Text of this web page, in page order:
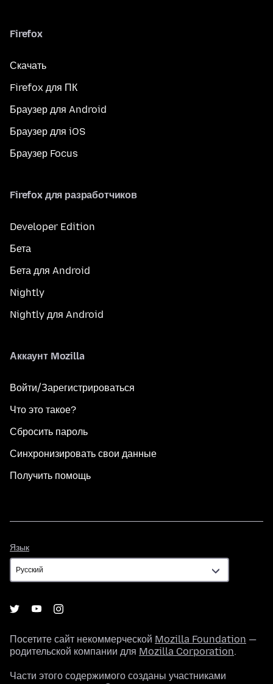
Firefox
Скачать
Firefox для ПК
Браузер для Android
Браузер для iOS
Браузер Focus
Firefox для разработчиков
Developer Edition
Бета
Бета для Android
Nightly
Nightly для Android
Аккаунт Mozilla
Войти/Зарегистрироваться
Что это такое?
Сбросить пароль
Синхронизировать свои данные
Получить помощь
Язык
Посетите сайт некоммерческой Mozilla Foundation —
родительской компании для Mozilla Corporation.
Части этого содержимого созданы участниками